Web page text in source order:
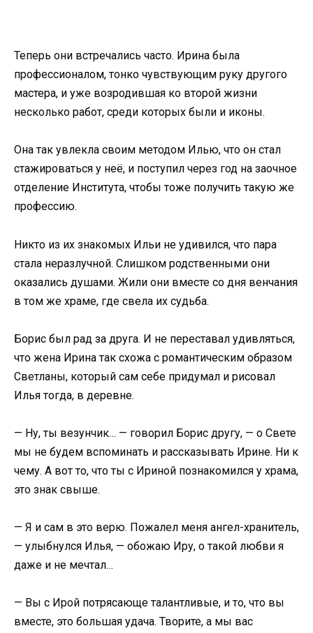
Теперь они встречались часто. Ирина была
профессионалом, тонко чувствующим руку другого
мастера, и уже возродившая ко второй жизни
несколько работ, среди которых были и иконы.
Она так увлекла своим методом Илью, что он стал
стажироваться у неё, и поступил через год на заочное
отделение Института, чтобы тоже получить такую же
профессию.
Никто из их знакомых Ильи не удивился, что пара
стала неразлучной. Слишком родственными они
оказались душами. Жили они вместе со дня венчания
в том же храме, где свела их судьба.
Борис был рад за друга. И не переставал удивляться,
что жена Ирина так схожа с романтическим образом
Светланы, который сам себе придумал и рисовал
Илья тогда, в деревне.
— Ну, ты везунчик… — говорил Борис другу, — о Свете
мы не будем вспоминать и рассказывать Ирине. Ни к
чему. А вот то, что ты с Ириной познакомился у храма,
это знак свыше.
— Я и сам в это верю. Пожалел меня ангел-хранитель,
— улыбнулся Илья, — обожаю Иру, о такой любви я
даже и не мечтал…
— Вы с Ирой потрясающе талантливые, и то, что вы
вместе, это большая удача. Творите, а мы вас